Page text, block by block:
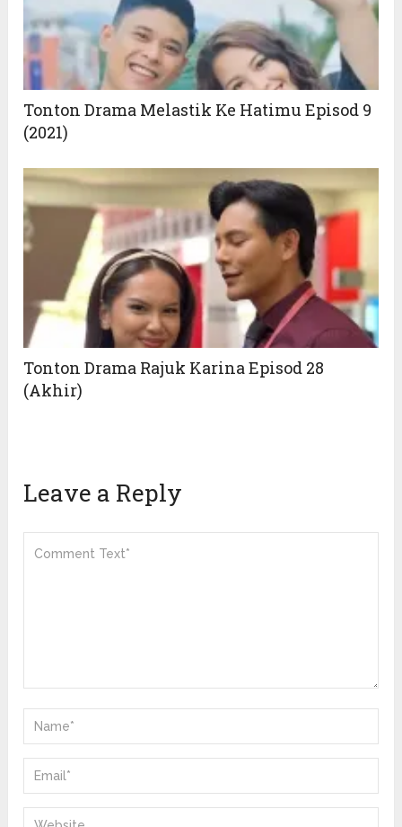
Tonton Drama Melastik Ke Hatimu Episod 9
(2021)
Tonton Drama Rajuk Karina Episod 28
(Akhir)
Leave a Reply